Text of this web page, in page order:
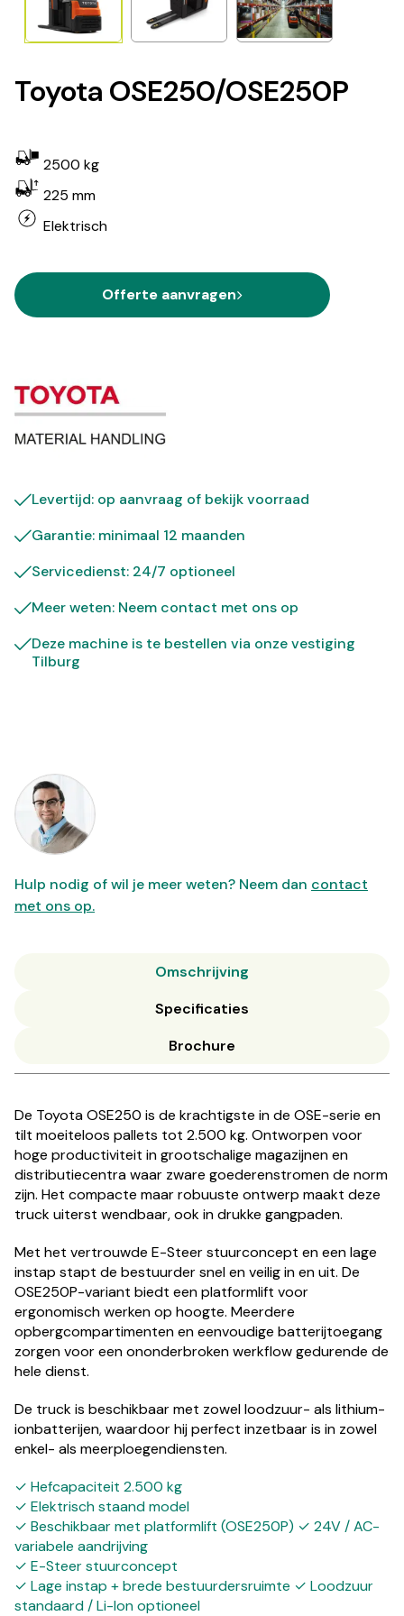
Toyota OSE250/OSE250P
2500 kg
225 mm
Elektrisch
Offerte aanvragen
Levertijd: op aanvraag of bekijkvoorraad
Garantie: minimaal 12 maanden
Servicedienst: 24/7 optioneel
Meer weten: Neem contact met ons op
Deze machine is te bestellen via onze vestiging
Tilburg
Hulp nodig of wil je meer weten? Neem dan contact
met ons op.
Omschrijving
Specificaties
Brochure
De Toyota OSE250 is de krachtigste in de OSE-serie en
tilt moeiteloos pallets tot 2.500 kg. Ontworpen voor
hoge productiviteit in grootschalige magazijnen en
distributiecentra waar zware goederenstromen de norm
zijn. Het compacte maar robuuste ontwerp maakt deze
truck uiterst wendbaar, ook in drukke gangpaden.
Met het vertrouwde E-Steer stuurconcept en een lage
instap stapt de bestuurder snel en veilig in en uit. De
OSE250P-variant biedt een platformlift voor
ergonomisch werken op hoogte. Meerdere
opbergcompartimenten en eenvoudige batterijtoegang
zorgen voor een ononderbroken werkflow gedurende de
hele dienst.
De truck is beschikbaar met zowel loodzuur- als lithium-
ionbatterijen, waardoor hij perfect inzetbaar is in zowel
enkel- als meerploegendiensten.
✓ Hefcapaciteit 2.500 kg
✓ Elektrisch staand model
✓ Beschikbaar met platformlift (OSE250P) ✓ 24V / AC-
variabele aandrijving
✓ E-Steer stuurconcept
✓ Lage instap + brede bestuurdersruimte ✓ Loodzuur
standaard / Li-Ion optioneel